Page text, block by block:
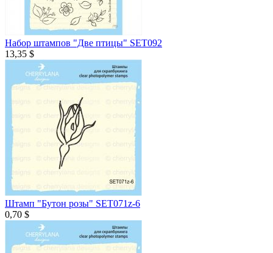
Набор штампов "Две птицы" SET092
13,35 $
Штамп "Бутон розы" SET071z-6
0,70 $